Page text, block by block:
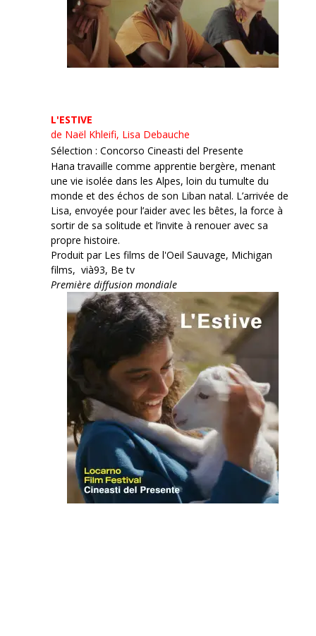
L'ESTIVE
de Naël Khleifi, Lisa Debauche
Sélection : Concorso Cineasti del Presente
Hana travaille comme apprentie bergère, menant
une vie isolée dans les Alpes, loin du tumulte du
monde et des échos de son Liban natal. L’arrivée de
Lisa, envoyée pour l’aider avec les bêtes, la force à
sortir de sa solitude et l’invite à renouer avec sa
propre histoire.
Produit par Les films de l'Oeil Sauvage, Michigan
films, vià93, Be tv
Première diffusion mondiale